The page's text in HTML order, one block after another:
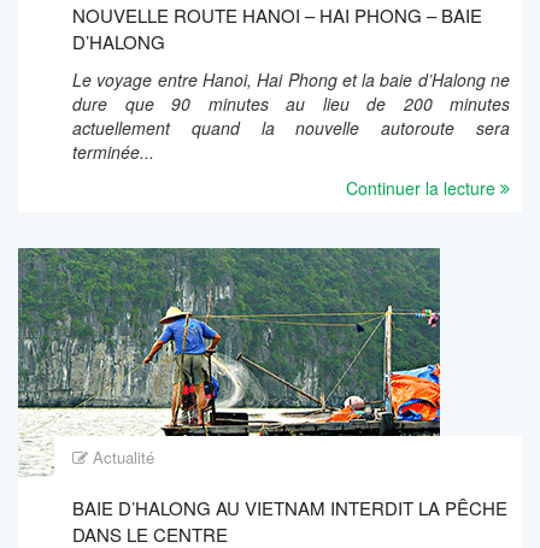
NOUVELLE ROUTE HANOI – HAI PHONG – BAIE
D’HALONG
Le voyage entre Hanoi, Hai Phong et la baie d’Halong ne
dure que 90 minutes au lieu de 200 minutes
actuellement quand la nouvelle autoroute sera
terminée...
Continuer la lecture
Actualité
BAIE D’HALONG AU VIETNAM INTERDIT LA PÊCHE
DANS LE CENTRE